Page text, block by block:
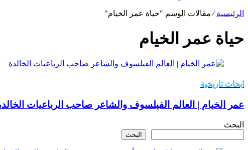
الرئيسية⁄مقالات الوسم "حياة عمر الخيام"
حياة عمر الخيام
ابحاث تاريخية
عمر الخيام | العالم الفيلسوف والشاعر صاحب الرباعيات
البحث
البحث